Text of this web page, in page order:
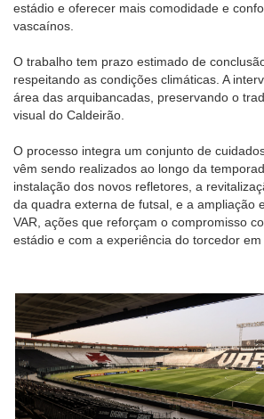
estádio e oferecer mais comodidade e
vascaínos.
O trabalho tem prazo estimado de
respeitando as condições climáticas. A
área das arquibancadas, preservando o
visual do Caldeirão.
O processo integra um conjunto de
vêm sendo realizados ao longo da
instalação dos novos refletores, a
da quadra externa de futsal, e a ampliação
VAR, ações que reforçam o compromisso
estádio e com a experiência do torcedor